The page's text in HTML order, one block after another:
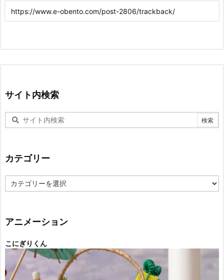
サイト内検索
カテゴリー
テ
ー
アニメーション
こにぎりくん